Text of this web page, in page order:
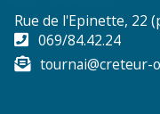
Rue de l'Epinette, 22
069/84.42.24
tournai@creteur-